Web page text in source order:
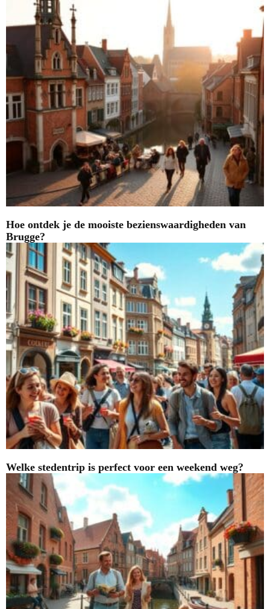
Hoe ontdek je de mooiste bezienswaardigheden van
Brugge?
Welke stedentrip is perfect voor een weekend weg?